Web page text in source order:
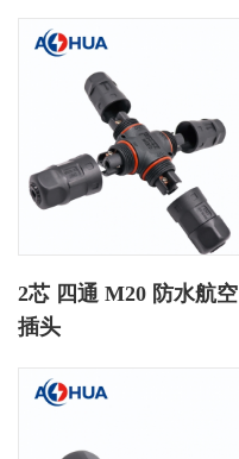
2芯 四通 M20 防水航空
插头